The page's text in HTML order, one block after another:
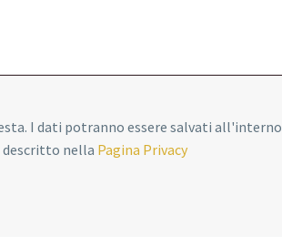
I dati potranno essere salvati all'interno
descritto nella Pagina Privacy